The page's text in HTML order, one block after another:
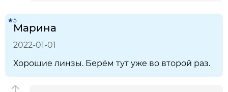
★5
Марина
2022-01-01
Хорошие линзы. Берём тут уже во второй раз.